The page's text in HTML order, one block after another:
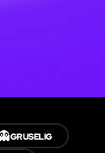
GRUSELIG